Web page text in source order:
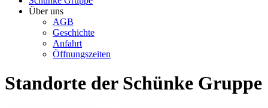
Über uns
AGB
Geschichte
Anfahrt
Öffnungszeiten
Standorte der Schünke Gruppe